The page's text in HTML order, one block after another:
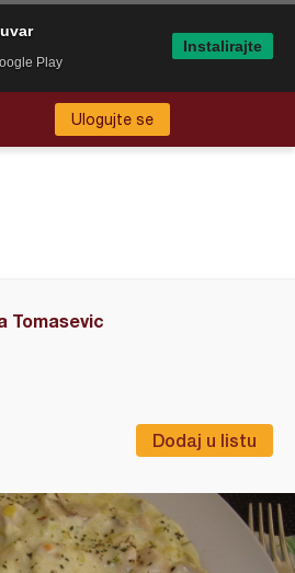
Ulogujte se
Tomasevic
Dodaj u listu
Play
Instalirajte